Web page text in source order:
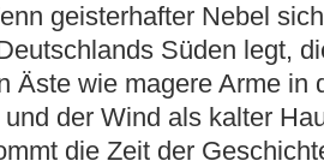
geisterhafter Nebel
Süden legt,
Äste wie magere Arme in
der Wind als kalter
die Zeit der